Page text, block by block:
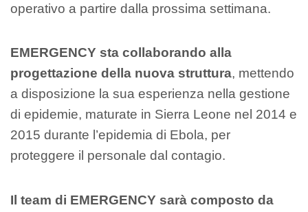
operativo a partire dalla prossima settimana.
EMERGENCY sta collaborando alla
progettazione della nuova struttura, mettendo
a disposizione la sua esperienza nella gestione
di epidemie, maturate in Sierra Leone nel 2014 e
2015 durante l’epidemia di Ebola, per
proteggere il personale dal contagio.
Il team di EMERGENCY sarà composto da